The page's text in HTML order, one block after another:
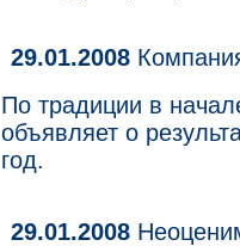
29.01.2008
По традиции в
объявляет о
год.
29.01.2008